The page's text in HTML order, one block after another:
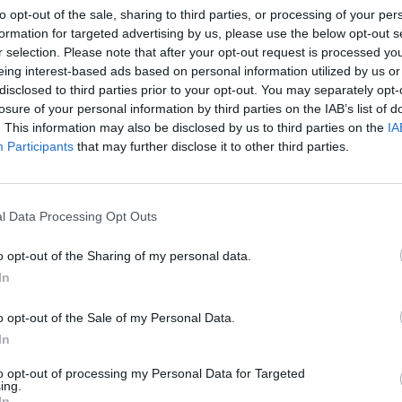
opt-out of the sale, sharing to third parties, or processing of your
for targeted advertising by us, please use the below opt-out
selection. Please note that after your opt-out request is processed
interest-based ads based on personal information utilized by us
to third parties prior to your opt-out. You may separately
of your personal information by third parties on the IAB’s list of
This information may also be disclosed by us to third parties on the
Participants that may further disclose it to other third parties.
Data Processing Opt Outs
opt-out of the Sharing of my personal data.
opt-out of the Sale of my Personal Data.
opt-out of processing my Personal Data for Targeted